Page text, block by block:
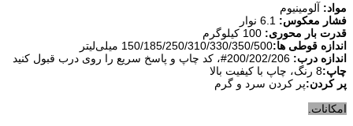
مواد: آلومینیوم
فشار معکوس: 6.1 نوار
قدرت بار محوری: 100 کیلوگرم
اندازه قوطی ها:150/185/250/310/330/350/500 میلی‌لیتر
اندازه درب:
چاپ:8 رنگ، چاپ با کیفیت بالا
پر كردن:پر کردن سرد و گرم
امکانات.